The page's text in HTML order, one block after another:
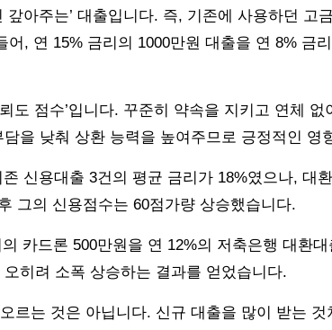
갚아주는’ 대출입니다. 즉, 기존에 사용하던 고
어, 연 15% 금리의 1000만원 대출을 연 8% 금
도 점수’입니다. 꾸준히 약속을 지키고 연체
을 낮춰 상환 능력을 높여주므로 긍정적인 영
신용대출 3건의 평균 금리가 18%였으나, 대
그의 신용점수는 60점가량 상승했습니다.
카드론 500만원을 연 12%의 저축은행 대환대
히려 소폭 상승하는 결과를 얻었습니다.
르는 것은 아닙니다. 신규 대출을 많이 받는 것